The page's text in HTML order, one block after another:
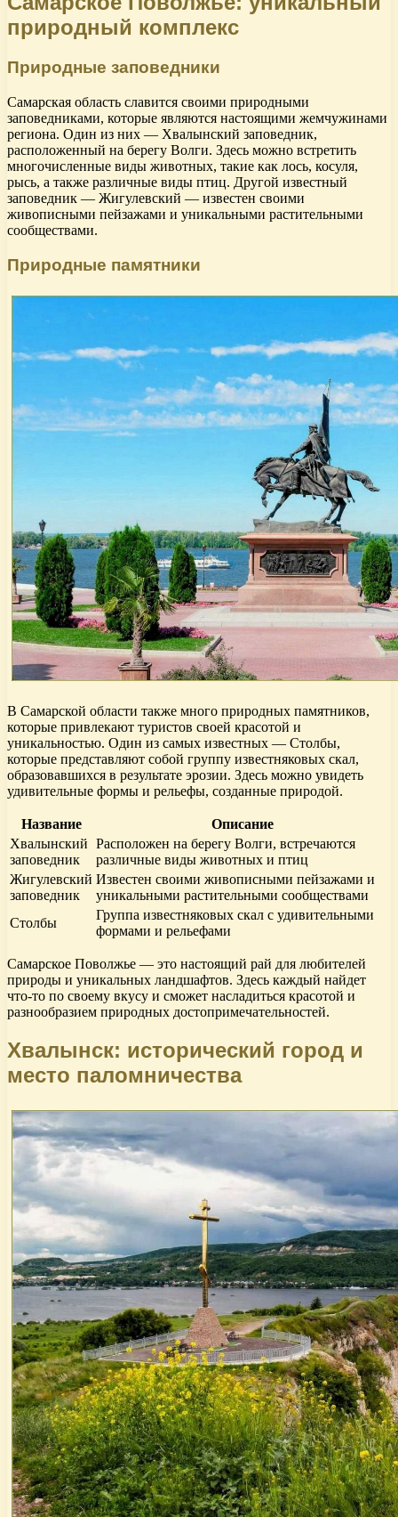
природный комплекс
Природные заповедники
Самарская область славится своими природными
заповедниками, которые являются настоящими жемчужинами
региона. Один из них — Хвалынский заповедник,
расположенный на берегу Волги. Здесь можно встретить
многочисленные виды животных, такие как лось, косуля,
рысь, а также различные виды птиц. Другой известный
заповедник — Жигулевский — известен своими
живописными пейзажами и уникальными растительными
сообществами.
Природные памятники
В Самарской области также много природных памятников,
которые привлекают туристов своей красотой и
уникальностью. Один из самых известных — Столбы,
которые представляют собой группу известняковых скал,
образовавшихся в результате эрозии. Здесь можно увидеть
удивительные формы и рельефы, созданные природой.
Название
Описание
Хвалынский
заповедник
Расположен на берегу Волги, встречаются
различные виды животных и птиц
Жигулевский
заповедник
Известен своими живописными пейзажами и
уникальными растительными сообществами
Столбы
Группа известняковых скал с удивительными
формами и рельефами
Самарское Поволжье — это настоящий рай для любителей
природы и уникальных ландшафтов. Здесь каждый найдет
что-то по своему вкусу и сможет насладиться красотой и
разнообразием природных достопримечательностей.
Хвалынск: исторический город и
место паломничества